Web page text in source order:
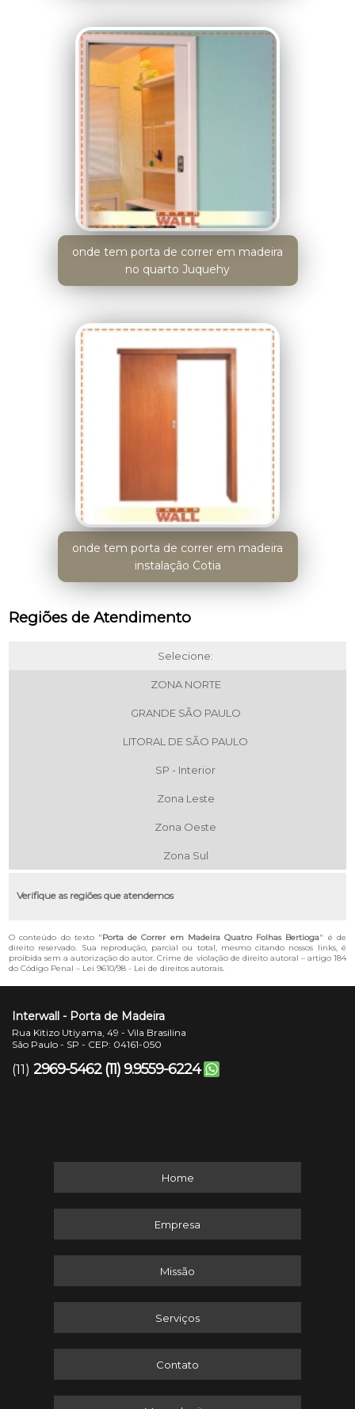
onde tem porta de correr em madeira
no quarto Juquehy
onde tem porta de correr em madeira
instalação Cotia
Regiões de Atendimento
Selecione:
ZONA NORTE
GRANDE SÃO PAULO
LITORAL DE SÃO PAULO
SP - Interior
Zona Leste
Zona Oeste
Zona Sul
Verifique as regiões que atendemos
O conteúdo do texto "Porta de Correr em Madeira Quatro Folhas Bertioga" é de
direito reservado. Sua reprodução, parcial ou total, mesmo citando nossos links, é
proibida sem a autorização do autor. Crime de violação de direito autoral – artigo 184
do Código Penal – Lei 9610/98 - Lei de direitos autorais.
Interwall - Porta de Madeira
Rua Kitizo Utiyama, 49 - Vila Brasilina
São Paulo - SP - CEP: 04161-050
(11) 2969-5462 (11) 9.9559-6224
Home
Empresa
Missão
Serviços
Contato